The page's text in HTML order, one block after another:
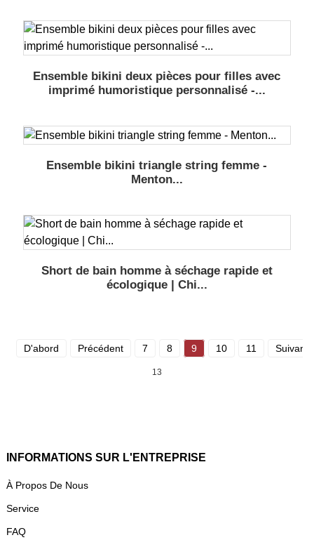
Ensemble bikini deux pièces pour filles avec
imprimé humoristique personnalisé -...
Ensemble bikini triangle string femme -
Menton...
Short de bain homme à séchage rapide et
écologique | Chi...
D'abord Précédent 7 8 9 10 11 Suivant
13
INFORMATIONS SUR L'ENTREPRISE
À Propos De Nous
Service
FAQ